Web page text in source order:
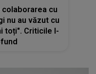
cu
nu au văzut cu
toți". Criticile l-